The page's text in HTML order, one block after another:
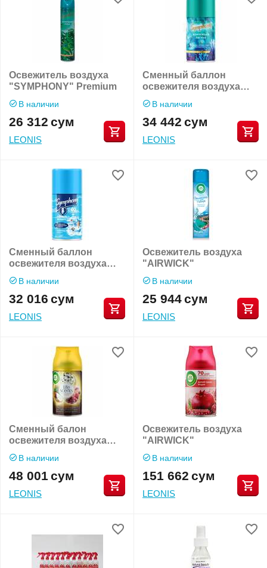
Освежитель воздуха
"SYMPHONY" Premium
В наличии
26 312 сум
LEONIS
Сменный баллон
освежителя воздуха
В наличии
34 442 сум
LEONIS
Сменный баллон
освежителя воздуха
"SYMPHONY"
В наличии
32 016 сум
LEONIS
Освежитель воздуха
"AIRWICK"
В наличии
25 944сум
LEONIS
Сменный балон
освежителя воздуха
"AIRWICK" Life scents
В наличии
48 001 сум
LEONIS
Освежитель воздуха
"AIRWICK"
В наличии
151 662 сум
LEONIS